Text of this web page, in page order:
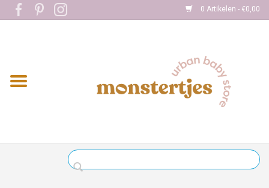
0 Artikelen - €0,00
Home
Kleding